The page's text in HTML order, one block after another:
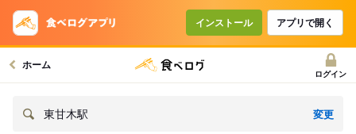
インストール アプリで開く
ホーム
ログイン
東甘木駅 変更